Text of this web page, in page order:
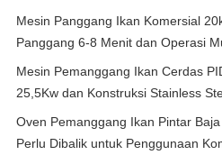
Mesin Panggang Ikan Komersial
Panggang 6-8 Menit dan Operasi
Mesin Pemanggang Ikan Cerdas
25,5Kw dan Konstruksi Stainless
Oven Pemanggang Ikan Pintar
Perlu Dibalik untuk Penggunaan